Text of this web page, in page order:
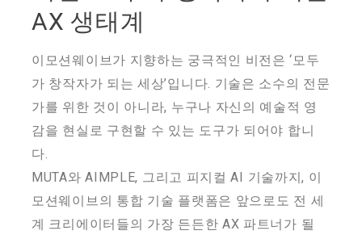
AX 생태계
이모션웨이브가 지향하는 궁극적인 비전은 ‘모두
가 창작자가 되는 세상’입니다. 기술은 소수의 전문
가를 위한 것이 아니라, 누구나 자신의 예술적 영
감을 현실로 구현할 수 있는 도구가 되어야 합니
다.
MUTA와 AIMPLE, 그리고 피지컬 AI 기술까지, 이
모션웨이브의 통합 기술 플랫폼은 앞으로도 전 세
계 크리에이터들의 가장 든든한 AX 파트너가 될